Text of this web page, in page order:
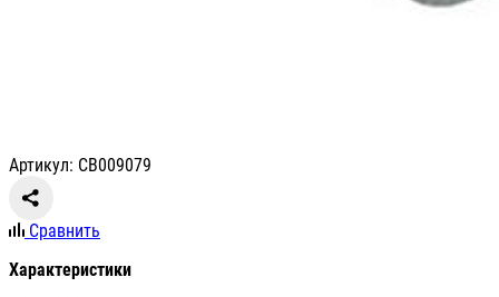
Артикул: СВ009079
Сравнить
Характеристики